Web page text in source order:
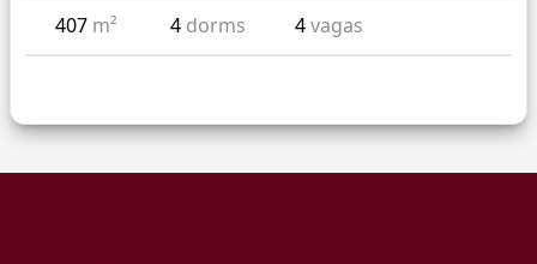
407 m² 4 dorms 4vagas